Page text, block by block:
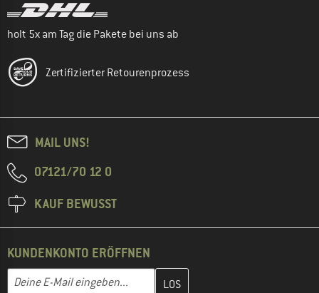
holt 5x am Tag die Pakete bei uns ab
Zertifizierter Retourenprozess
MAIL UNS!
07121/70 12 0
KAUF BEWUSST
KUNDENKONTO ERÖFFNEN
E-Mail-Adresse
Gib hier deine E-Mail-Adresse ein und erstelle im nächsten